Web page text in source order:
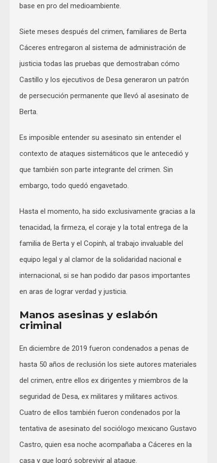
base en pro del medioambiente.
Siete meses después del crimen, familiares de Berta
Cáceres entregaron al sistema de administración de
justicia todas las pruebas que demostraban cómo
Castillo y los ejecutivos de Desa generaron un patrón
de persecución permanente que llevó al asesinato de
Berta.
Es imposible entender su asesinato sin entender el
contexto de ataques sistemáticos que le antecedió y
que también son parte integrante del crimen. Sin
embargo, todo quedó engavetado.
Hasta el momento, ha sido exclusivamente gracias a la
tenacidad, la firmeza, el coraje y la total entrega de la
familia de Berta y el Copinh, al trabajo invaluable del
equipo legal y al clamor de la solidaridad nacional e
internacional, si se han podido dar pasos importantes
en aras de lograr verdad y justicia.
Manos asesinas y eslabón
criminal
En diciembre de 2019 fueron condenados a penas de
hasta 50 años de reclusión los siete autores materiales
del crimen, entre ellos ex dirigentes y miembros de la
seguridad de Desa, ex militares y militares activos.
Cuatro de ellos también fueron condenados por la
tentativa de asesinato del sociólogo mexicano Gustavo
Castro, quien esa noche acompañaba a Cáceres en la
casa y que logró sobrevivir al ataque.